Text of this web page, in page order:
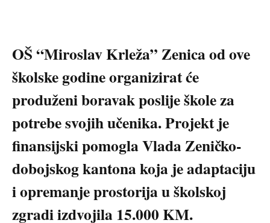
OŠ “Miroslav Krleža” Zenica od ove
školske godine organizirat će
produženi boravak poslije škole za
potrebe svojih učenika. Projekt je
finansijski pomogla Vlada Zeničko-
dobojskog kantona koja je adaptaciju
i opremanje prostorija u školskoj
zgradi izdvojila 15.000 KM.